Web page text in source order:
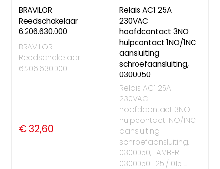
BRAVILOR
Reedschakelaar
6.206.630.000
BRAVILOR
Reedschakelaar
6.206.630.000
€ 32,60
Relais AC1 25A
230VAC
hoofdcontact 3NO
hulpcontact 1NO/1NC
aansluiting
schroefaansluiting,
0300050
Relais AC1 25A
230VAC
hoofdcontact 3NO
hulpcontact 1NO/1NC
aansluiting
schroefaansluiting,
0300050, LAMBER
0300050 L25 / 015 ...